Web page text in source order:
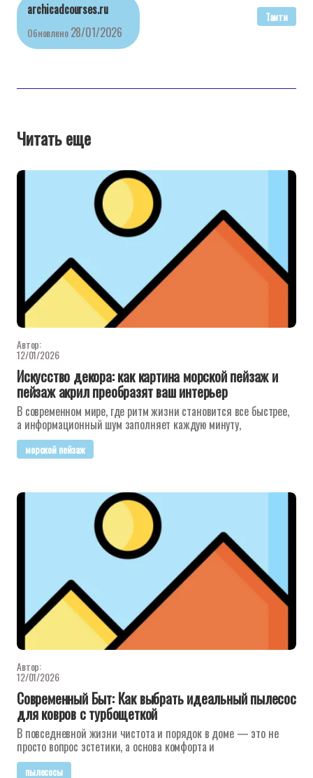
archicadcourses.ru
Обновлено 28/01/2026
Таити
Читать еще
Автор:
12/01/2026
Искусство декора: как картина морской пейзаж и
пейзаж акрил преобразят ваш интерьер
В современном мире, где ритм жизни становится все быстрее,
а информационный шум заполняет каждую минуту,
морской пейзаж
Автор:
12/01/2026
Современный Быт: Как выбрать идеальный пылесос
для ковров с турбощеткой
В повседневной жизни чистота и порядок в доме — это не
просто вопрос эстетики, а основа комфорта и
пылесосы